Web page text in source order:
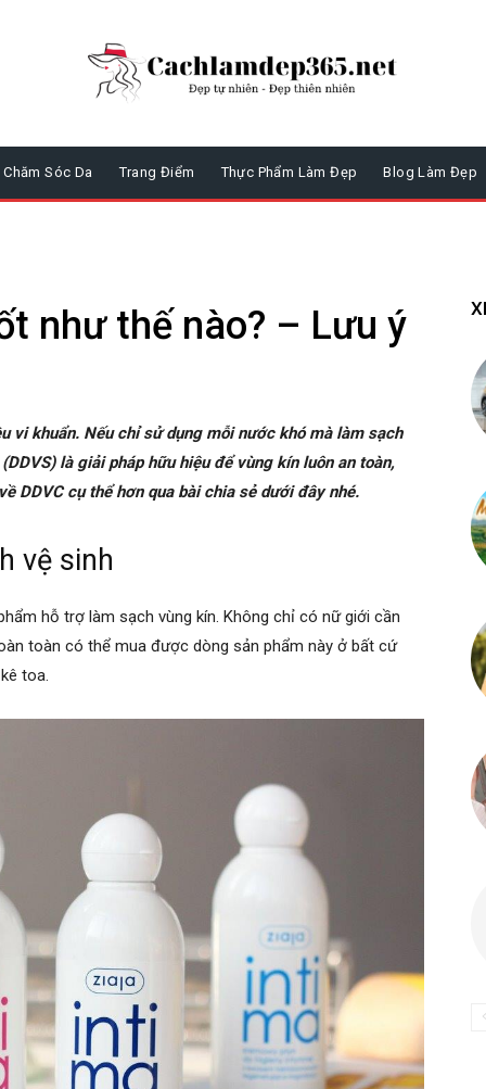
Chăm Sóc Da Trang Điểm Thực Phẩm Làm Đẹp Blog Làm Đẹp
như thế nào? – Lưu ý
vi khuẩn. Nếu chỉ sử dụng mỗi nước khó mà làm sạch
là giải pháp hữu hiệu để vùng kín luôn an toàn,
DDVC cụ thể hơn qua bài chia sẻ dưới đây nhé.
vệ sinh
hỗ trợ làm sạch vùng kín. Không chỉ có nữ giới cần
toàn có thể mua được dòng sản phẩm này ở bất cứ
toa.